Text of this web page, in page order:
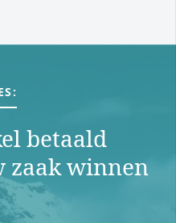
betaald
zaak winnen